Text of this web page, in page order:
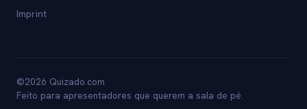
Imprint
©2026 Quizado.com
Feito para apresentadores que querem a sala de pé.